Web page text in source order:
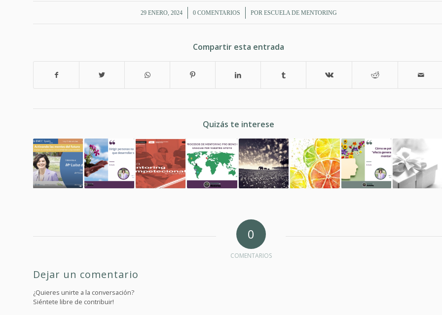
29 ENERO, 2024
/ 0 COMENTARIOS
/ POR ESCUELA DE MENTORING
Compartir esta entrada
Quizás te interese
0
COMENTARIOS
Dejar un comentario
¿Quieres unirte a la conversación?
Siéntete libre de contribuir!